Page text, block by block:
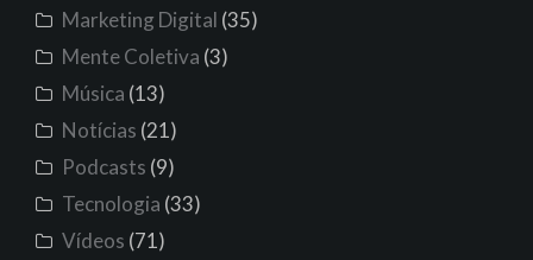
Marketing Digital (35)
Mente Coletiva (3)
Música (13)
Notícias (21)
Podcasts (9)
Tecnologia (33)
Vídeos (71)